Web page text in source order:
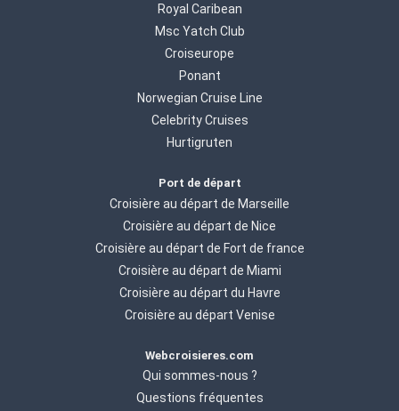
Royal Caribean
Msc Yatch Club
Croiseurope
Ponant
Norwegian Cruise Line
Celebrity Cruises
Hurtigruten
Port de départ
Croisière au départ de Marseille
Croisière au départ de Nice
Croisière au départ de Fort de france
Croisière au départ de Miami
Croisière au départ du Havre
Croisière au départ Venise
Webcroisieres.com
Qui sommes-nous ?
Questions fréquentes